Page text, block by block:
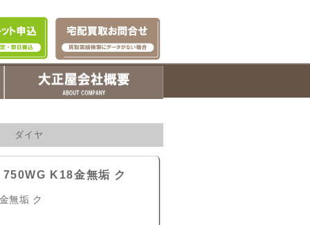
ダイヤ
K18金無垢 ク
無垢 ク